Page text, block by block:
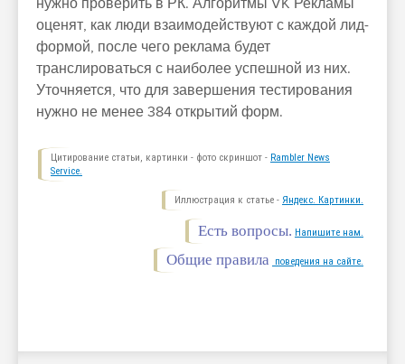
оценят, как люди взаимодействуют с каждой лид-
формой, после чего реклама будет
транслироваться с наиболее успешной из них.
Уточняется, что для завершения тестирования
нужно не менее 384 открытий форм.
Цитирование статьи, картинки - фото скриншот - Rambler News
Service.
Иллюстрация к статье - Яндекс. Картинки.
Есть вопросы. Напишите нам.
Общие правила поведения на сайте.